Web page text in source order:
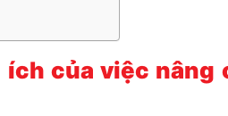
ích của việc nâng